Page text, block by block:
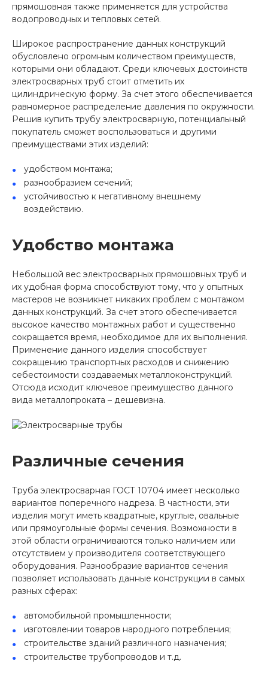
прямошовная также применяется для устройства
водопроводных и тепловых сетей.
Широкое распространение данных конструкций
обусловлено огромным количеством преимуществ,
которыми они обладают. Среди ключевых достоинств
электросварных труб стоит отметить их
цилиндрическую форму. За счет этого обеспечивается
равномерное распределение давления по окружности.
Решив купить трубу электросварную, потенциальный
покупатель сможет воспользоваться и другими
преимуществами этих изделий:
удобством монтажа;
разнообразием сечений;
устойчивостью к негативному внешнему
воздействию.
Удобство монтажа
Небольшой вес электросварных прямошовных труб и
их удобная форма способствуют тому, что у опытных
мастеров не возникнет никаких проблем с монтажом
данных конструкций. За счет этого обеспечивается
высокое качество монтажных работ и существенно
сокращается время, необходимое для их выполнения.
Применение данного изделия способствует
сокращению транспортных расходов и снижению
себестоимости создаваемых металлоконструкций.
Отсюда исходит ключевое преимущество данного
вида металлопроката – дешевизна.
Различные сечения
Труба электросварная ГОСТ 10704 имеет несколько
вариантов поперечного надреза. В частности, эти
изделия могут иметь квадратные, круглые, овальные
или прямоугольные формы сечения. Возможности в
этой области ограничиваются только наличием или
отсутствием у производителя соответствующего
оборудования. Разнообразие вариантов сечения
позволяет использовать данные конструкции в самых
разных сферах:
автомобильной промышленности;
изготовлении товаров народного потребления;
строительстве зданий различного назначения;
строительстве трубопроводов и т.д.